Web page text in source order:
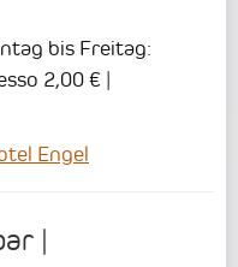
bis Freitag:
2,00 € |
Engel
|